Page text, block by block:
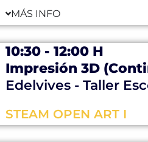
MÁS INFO
10:30 - 12:00 H
Impresión 3D
Edelvives - Taller
STEAM OPEN ART I